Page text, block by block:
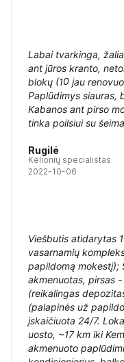
Labai tvarkinga,
ant jūros kranto,
blokų (10 jau
Paplūdimys siauras,
Kabanos ant pirso
tinka poilsiui su
Rugilė
Kelionių specialistas
2022-10-06
Viešbutis atidarytas
vasarnamių
papildomą mokestį);
akmenuotas, pirsas
(reikalingas
(palapinės už
įskaičiuota 24/7.
uosto, ~17 km iki
akmenuoto